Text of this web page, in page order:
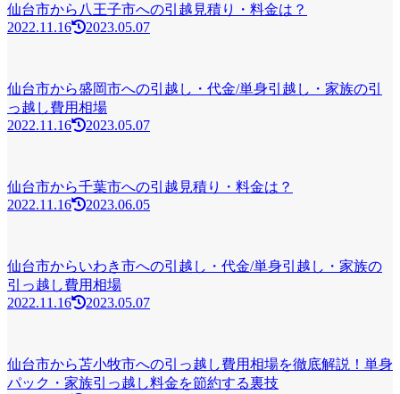
仙台市から八王子市への引越見積り・料金は？
2022.11.16
2023.05.07
仙台市から盛岡市への引越し・代金/単身引越し・家族の引
っ越し費用相場
2022.11.16
2023.05.07
仙台市から千葉市への引越見積り・料金は？
2022.11.16
2023.06.05
仙台市からいわき市への引越し・代金/単身引越し・家族の
引っ越し費用相場
2022.11.16
2023.05.07
仙台市から苫小牧市への引っ越し費用相場を徹底解説！単身
パック・家族引っ越し料金を節約する裏技